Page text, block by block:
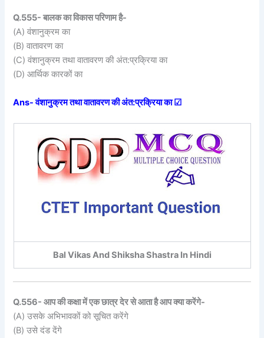
Q.555- बालक का विकास परिणाम है-
(A) वंशानुक्रम का
(B) वातावरण का
(C) वंशानुक्रम तथा वातावरण की अंत:प्रक्रिया का
(D) आर्थिक कारकों का
Ans- वंशानुक्रम तथा वातावरण की अंत:प्रक्रिया का ☑
Bal Vikas And Shiksha Shastra In Hindi
Q.556- आप की कक्षा में एक छात्र देर से आता है आप क्या करेंगे-
(A) उसके अभिभावकों को सूचित करेंगे
(B) उसे दंड देंगे